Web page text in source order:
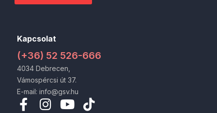
Kapcsolat
(+36) 52 526-666
4034 Debrecen,
Vámospércsi út 37.
E-mail: info@gsv.hu